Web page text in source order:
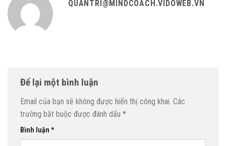
QUANTRI@MINDCOACH.VIDOWEB.VN
Để lại một bình luận
Email của bạn sẽ không được hiển thị công khai. Các
trường bắt buộc được đánh dấu *
Bình luận *